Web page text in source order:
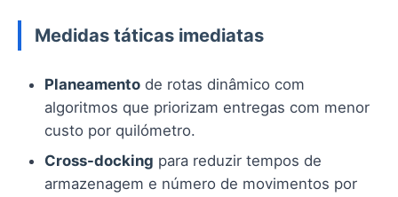
Medidas táticas imediatas
Planeamento de rotas dinâmico com
algoritmos que priorizam entregas com menor
custo por quilómetro.
Cross-docking para reduzir tempos de
armazenagem e número de movimentos por